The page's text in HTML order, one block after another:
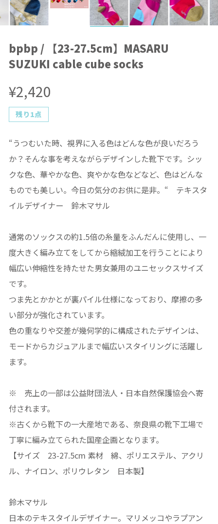
bpbp / 【23-27.5cm】MASARU
SUZUKI cable cube socks
¥2,420
残り1点
“うつむいた時、視界に入る色はどんな色が良いだろう
か？そんな事を考えながらデザインした靴下です。シッ
クな色、華やかな色、爽やかな色などなど、色はどんな
ものでも美しい。今日の気分のお供に是非。“ テキスタ
イルデザイナー 鈴木マサル
通常のソックスの約1.5倍の糸量をふんだんに使用し、一
度大きく編み立てをしてから縮絨加工を行うことにより
幅広い伸縮性を持たせた男女兼用のユニセックスサイズ
です。
つま先とかかとが裏パイル仕様になっており、摩擦の多
い部分が強化されています。
色の重なりや交差が幾何学的に構成されたデザインは、
モードからカジュアルまで幅広いスタイリングに活躍し
ます。
※ 売上の一部は公益財団法人・日本自然保護協会へ寄
付されます。
※古くから靴下の一大産地である、奈良県の靴下工場で
丁寧に編み立てられた国産企画となります。
【サイズ 23-27.5cm 素材 綿、ポリエステル、アクリ
ル、ナイロン、ポリウレタン 日本製】
鈴木マサル
日本のテキスタイルデザイナー。マリメッコやラプアン